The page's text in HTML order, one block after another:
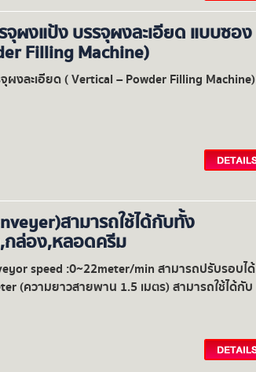
จุผงแป้ง บรรจุผงละเอียด แบบซอง
Filling Machine)
งละเอียด ( Vertical – Powder Filling Machine)
สามารถใช้ได้กับทั้ง
กล่อง,หลอดครีม
speed :0~22meter/min สามารถปรับรอบได้
(ความยาวสายพาน 1.5 เมตร) สามารถใช้ได้กับ